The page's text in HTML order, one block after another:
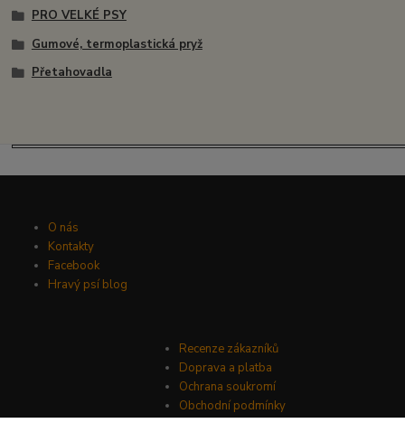
PRO VELKÉ PSY
Gumové, termoplastická pryž
Přetahovadla
O nás
Kontakty
Facebook
Hravý psí blog
Recenze zákazníků
Doprava a platba
Ochrana soukromí
Obchodní podmínky